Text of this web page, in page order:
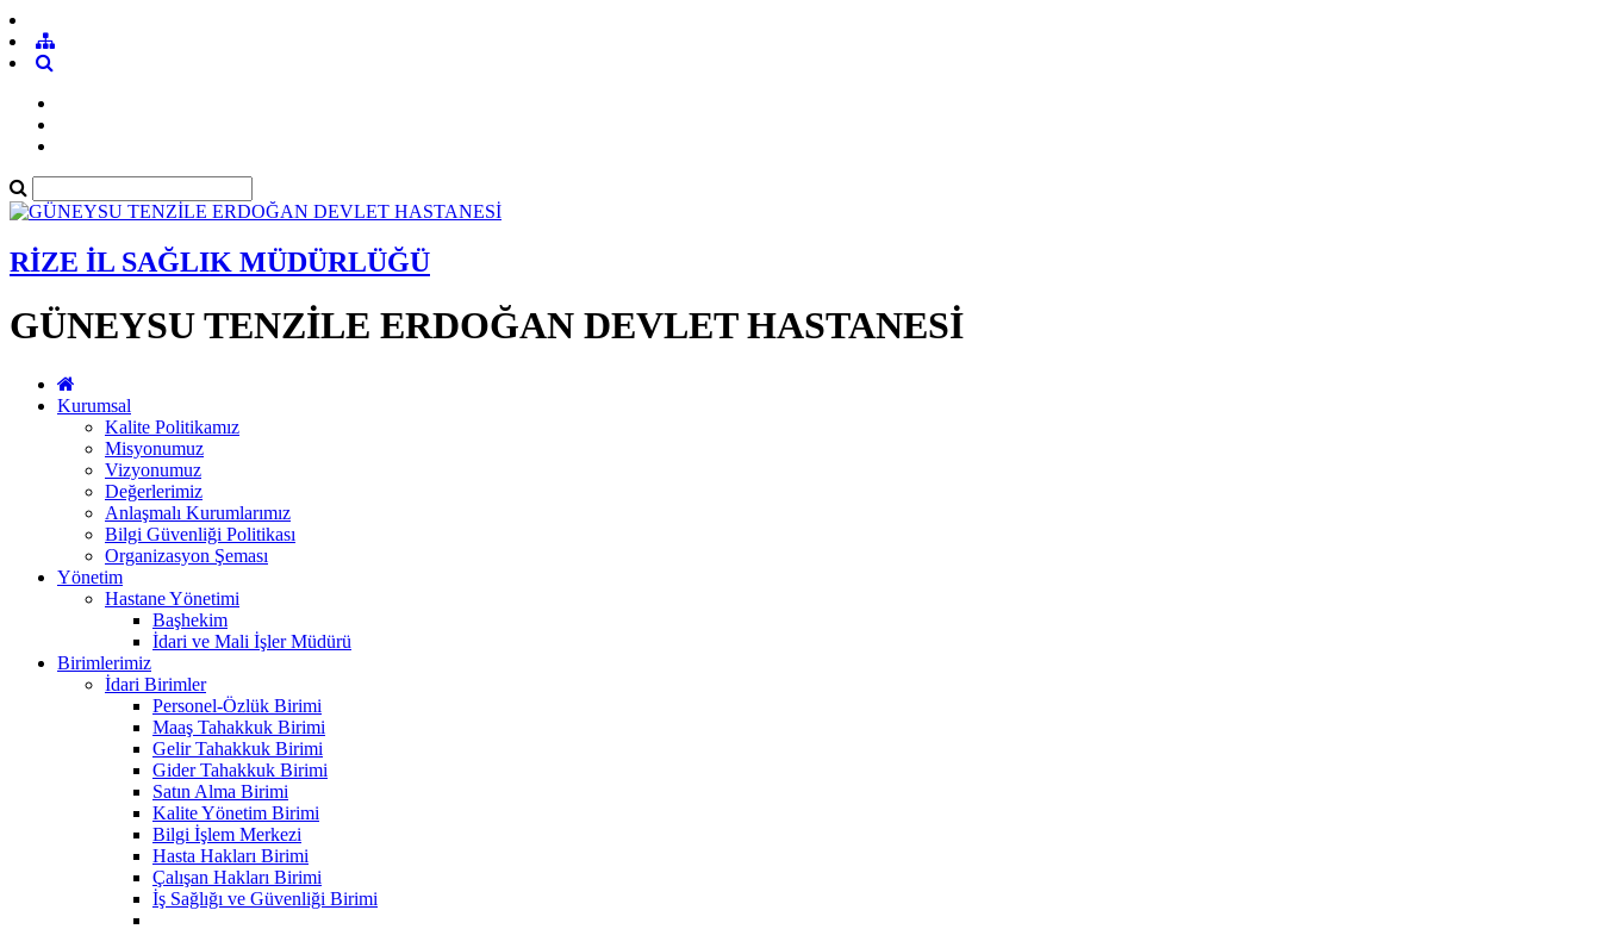
RİZE İL SAĞLIK MÜDÜRLÜĞÜ
GÜNEYSU TENZİLE ERDOĞAN DEVLET HASTANESİ
Kurumsal
Kalite Politikamız
Misyonumuz
Vizyonumuz
Değerlerimiz
Anlaşmalı Kurumlarımız
Bilgi Güvenliği Politikası
Organizasyon Şeması
Yönetim
Hastane Yönetimi
Başhekim
İdari ve Mali İşler Müdürü
Birimlerimiz
İdari Birimler
Personel-Özlük Birimi
Maaş Tahakkuk Birimi
Gelir Tahakkuk Birimi
Gider Tahakkuk Birimi
Satın Alma Birimi
Kalite Yönetim Birimi
Bilgi İşlem Merkezi
Hasta Hakları Birimi
Çalışan Hakları Birimi
İş Sağlığı ve Güvenliği Birimi